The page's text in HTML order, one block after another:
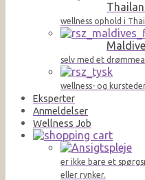
wellness ophold i
selv med et
wellness- og
Eksperter
Anmeldelser
Wellness Job
er ikke bare et
eller rynker.